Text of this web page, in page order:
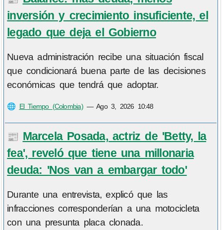
inversión y crecimiento insuficiente, el
legado que deja el Gobierno
Nueva administración recibe una situación fiscal
que condicionará buena parte de las decisiones
económicas que tendrá que adoptar.
🌐 El Tiempo (Colombia)—Ago 3, 2026 10:48
📰 Marcela Posada, actriz de 'Betty, la
fea', reveló que tiene una millonaria
deuda: 'Nos van a embargar todo'
Durante una entrevista, explicó que las
infracciones corresponderían a una motocicleta
con una presunta placa clonada.